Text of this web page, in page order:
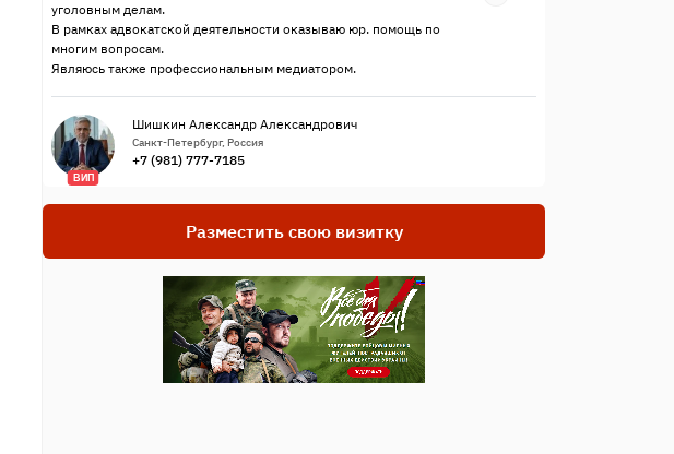
уголовным делам.
В рамках адвокатской деятельности оказываю юр. помощь по
многим вопросам.
Являюсь также профессиональным медиатором.
ВИП
Шишкин Александр Александрович
Санкт-Петербург, Россия
+7 (981) 777-7185
Разместить свою визитку